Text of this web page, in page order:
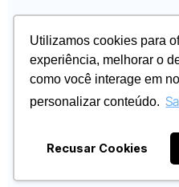
Utilizamos cookies para
experiência, melhorar o
como você interage em
personalizar conteúdo.
Recusar Cookies